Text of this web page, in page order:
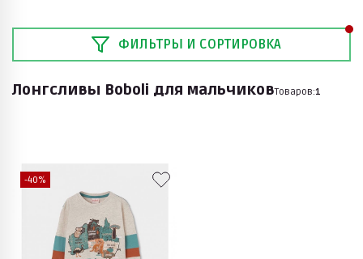
ФИЛЬТРЫ И СОРТИРОВКА
Лонгсливы Boboli для мальчиковТоваров:1
-40%